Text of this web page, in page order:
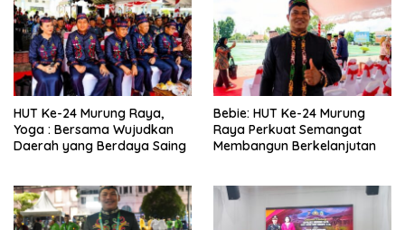
HUT Ke-24 Murung Raya,
Yoga : Bersama Wujudkan
Daerah yang Berdaya Saing
Bebie: HUT Ke-24 Murung
Raya Perkuat Semangat
Membangun Berkelanjutan